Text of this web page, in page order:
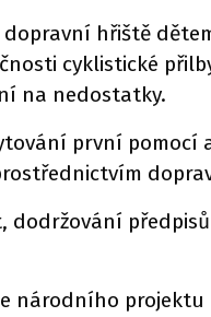
hřiště
cyklistické
na nedostatky.
první pomocí
národního